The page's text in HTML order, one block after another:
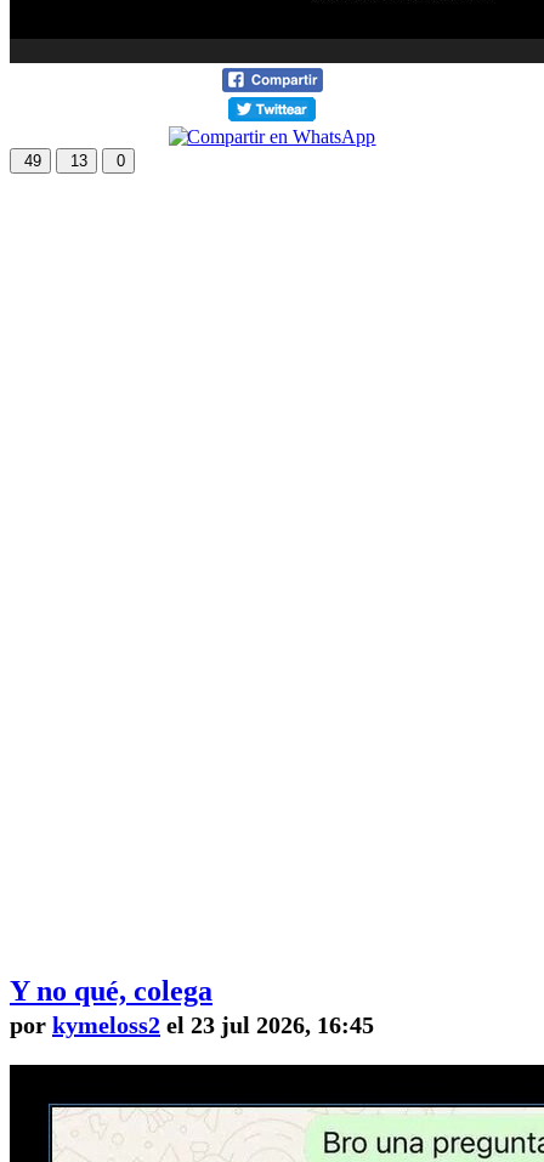
49 13 0
Y no qué, colega
por kymeloss2 el 23 jul 2026, 16:45